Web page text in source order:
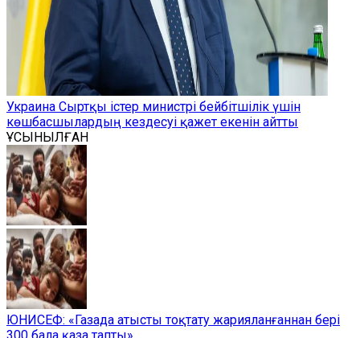
Украина Сыртқы істер министрі бейбітшілік үшін
көшбасшылардың кездесуі қажет екенін айтты
ҰСЫНЫЛҒАН
ЮНИСЕФ: «Газада атысты тоқтату жарияланғаннан бері